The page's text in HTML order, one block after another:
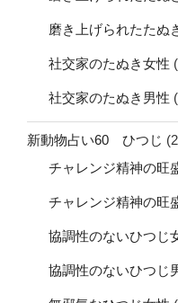
磨き上げられたたぬ
社交家のたぬき女性
社交家のたぬき男性
新動物占い60 ひつじ
チャレンジ精神の旺
チャレンジ精神の旺
協調性のないひつじ
協調性のないひつじ